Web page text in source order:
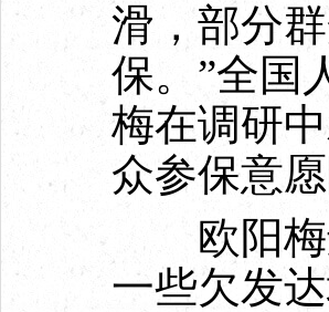
滑，部分
保。”全国
梅在调研
众参保意
欧阳梅
一些欠发